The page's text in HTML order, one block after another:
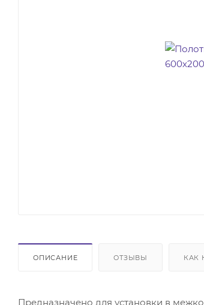
ОПИСАНИЕ ОТЗЫВЫ КАК
Предназначено для установки в